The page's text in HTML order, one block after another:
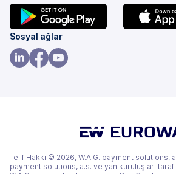
(yeni
bir
sekmede)
Sosyal ağlar
Telif Hakkı © 2026, W.A.G. payment solutions,
payment solutions, a.s. ve yan kuruluşları